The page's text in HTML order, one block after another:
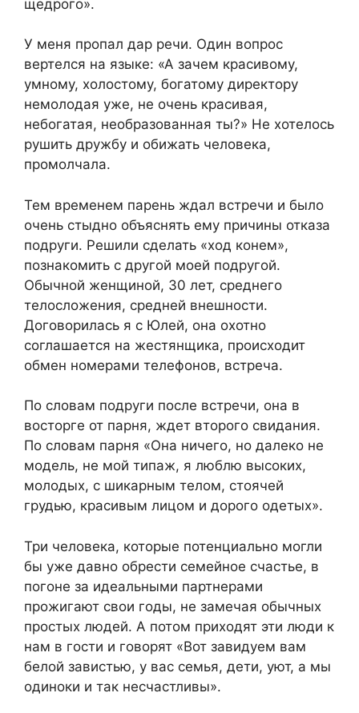
щедрого».
У меня пропал дар речи. Один вопрос
вертелся на языке: «А зачем красивому,
умному, холостому, богатому директору
немолодая уже, не очень красивая,
небогатая, необразованная ты?» Не хотелось
рушить дружбу и обижать человека,
промолчала.
Тем временем парень ждал встречи и было
очень стыдно объяснять ему причины отказа
подруги. Решили сделать «ход конем»,
познакомить с другой моей подругой.
Обычной женщиной, 30 лет, среднего
телосложения, средней внешности.
Договорилась я с Юлей, она охотно
соглашается на жестянщика, происходит
обмен номерами телефонов, встреча.
По словам подруги после встречи, она в
восторге от парня, ждет второго свидания.
По словам парня «Она ничего, но далеко не
модель, не мой типаж, я люблю высоких,
молодых, с шикарным телом, стоячей
грудью, красивым лицом и дорого одетых».
Три человека, которые потенциально могли
бы уже давно обрести семейное счастье, в
погоне за идеальными партнерами
прожигают свои годы, не замечая обычных
простых людей. А потом приходят эти люди к
нам в гости и говорят «Вот завидуем вам
белой завистью, у вас семья, дети, уют, а мы
одиноки и так несчастливы».